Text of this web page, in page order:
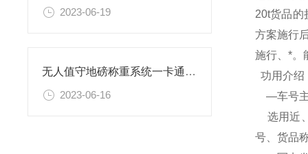
2023-06-19
无人值守地磅称重系统一卡通流程
2023-06-16
20t货品的
方案施行
施行、*。
功用介绍
—车号主
选用近
号、货品